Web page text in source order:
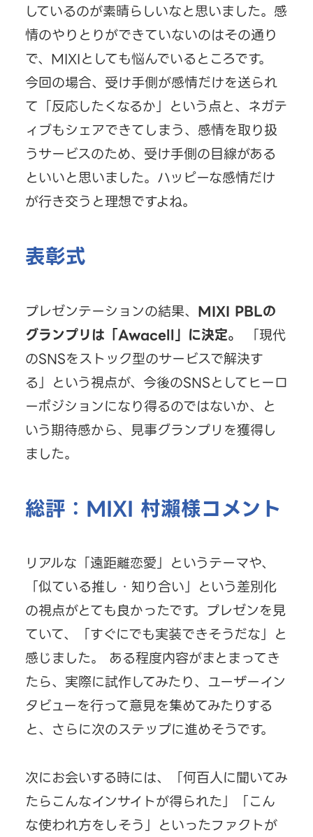
しているのが素晴らしいなと思いました。感
情のやりとりができていないのはその通り
で、MIXIとしても悩んでいるところです。
今回の場合、受け手側が感情だけを送られ
て「反応したくなるか」という点と、ネガテ
ィブもシェアできてしまう、感情を取り扱
うサービスのため、受け手側の目線がある
といいと思いました。ハッピーな感情だけ
が行き交うと理想ですよね。
表彰式
プレゼンテーションの結果、 MIXI PBLの
グランプリは「Awacell」に決定。
「現代
のSNSをストック型のサービスで解決す
る」という視点が、今後のSNSとしてヒーロ
ーポジションになり得るのではないか、と
いう期待感から、見事グランプリを獲得し
ました。
総評：MIXI 村瀨様コメント
リアルな「遠距離恋愛」というテーマや、
「似ている推し・知り合い」という差別化
の視点がとても良かったです。プレゼンを見
ていて、「すぐにでも実装できそうだな」と
感じました。 ある程度内容がまとまってき
たら、実際に試作してみたり、ユーザーイン
タビューを行って意見を集めてみたりする
と、さらに次のステップに進めそうです。
次にお会いする時には、「何百人に聞いてみ
たらこんなインサイトが得られた」「こん
な使われ方をしそう」といったファクトが